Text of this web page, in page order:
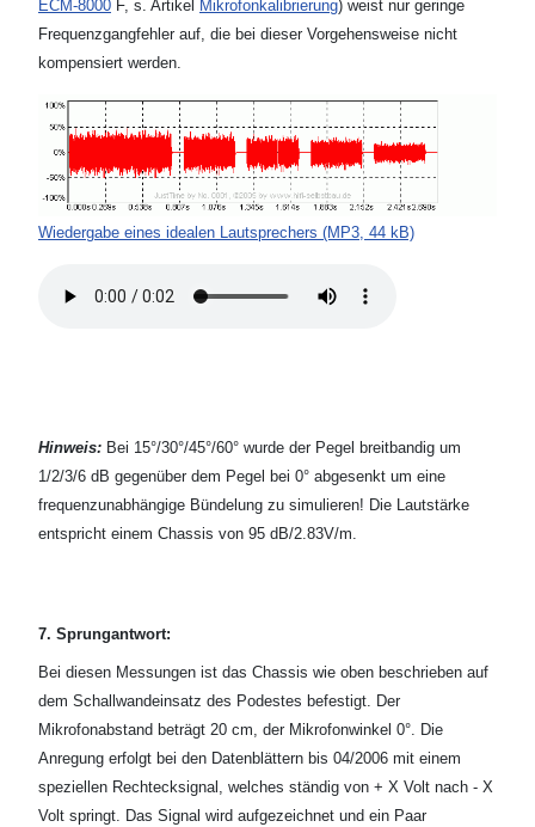
ECM-8000 F, s. Artikel Mikrofonkalibrierung) weist nur geringe
Frequenzgangfehler auf, die bei dieser Vorgehensweise nicht
kompensiert werden.
Wiedergabe eines idealen Lautsprechers (MP3, 44 kB)
Hinweis: Bei 15°/30°/45°/60° wurde der Pegel breitbandig um
1/2/3/6 dB gegenüber dem Pegel bei 0° abgesenkt um eine
frequenzunabhängige Bündelung zu simulieren! Die Lautstärke
entspricht einem Chassis von 95 dB/2.83V/m.
7. Sprungantwort:
Bei diesen Messungen ist das Chassis wie oben beschrieben auf
dem Schallwandeinsatz des Podestes befestigt. Der
Mikrofonabstand beträgt 20 cm, der Mikrofonwinkel 0°. Die
Anregung erfolgt bei den Datenblättern bis 04/2006 mit einem
speziellen Rechtecksignal, welches ständig von + X Volt nach - X
Volt springt. Das Signal wird aufgezeichnet und ein Paar